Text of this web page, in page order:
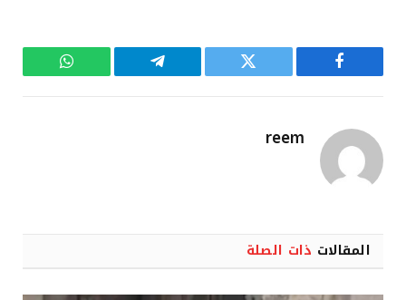
فيسبوك تويتر تيلقرام واتساب
reem
المقالات ذات الصلة